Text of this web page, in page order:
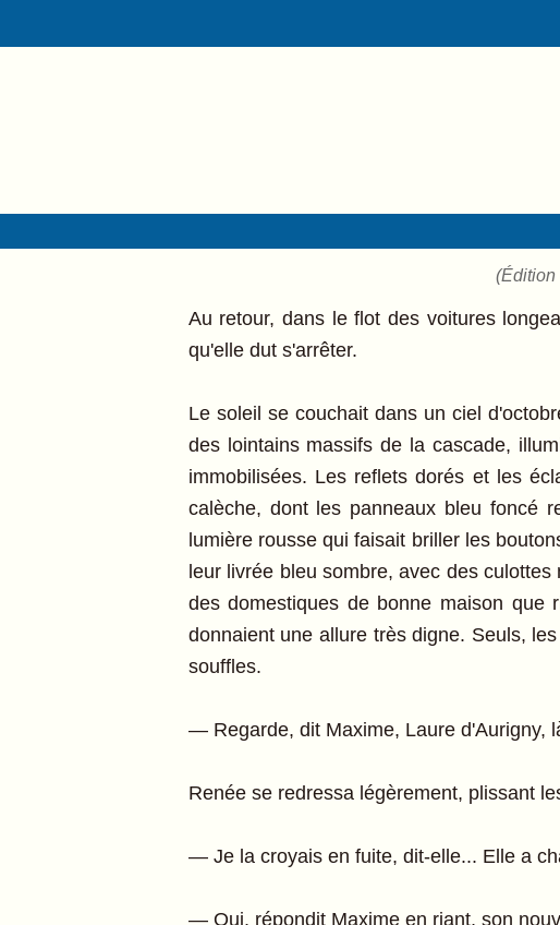
(Édition
Au retour, dans le flot des voitures
qu'elle dut s'arrêter.
Le soleil se couchait dans un ciel
des lointains massifs de la cascade,
immobilisées. Les reflets dorés et les
calèche, dont les panneaux bleu foncé
lumière rousse qui faisait briller les
leur livrée bleu sombre, avec des
des domestiques de bonne maison que
donnaient une allure très digne. Seuls,
souffles.
— Regarde, dit Maxime, Laure d'Aurigny,
Renée se redressa légèrement, plissant
— Je la croyais en fuite, dit-elle... Elle a
— Oui, répondit Maxime en riant, son